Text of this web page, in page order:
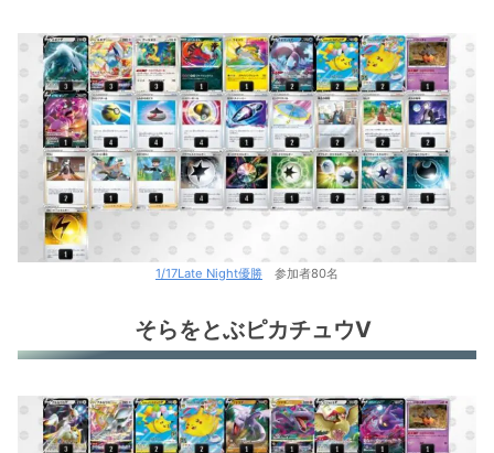
かがやくヒードラン
ジュラルドンV
ルギアV
レジギガス
ロストバレット
ロストバレット
ミュウツーVunion
1/17Late Night優勝 参加者80名
そらをとぶピカチュウV